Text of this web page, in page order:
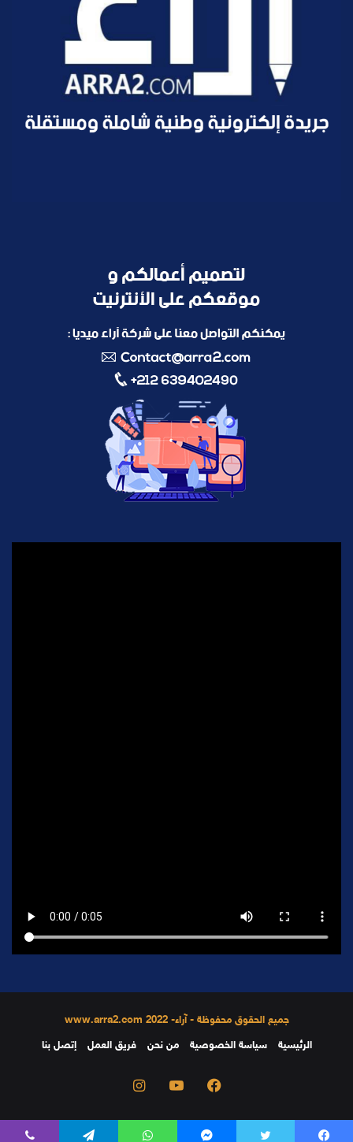
جميع الحقوق محفوظة - آراء- 2022 www.arra2.com
الرئيسية
سياسة الخصوصية من نحن فريق العمل إتصل بنا
فيسبوك يوتيوب